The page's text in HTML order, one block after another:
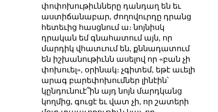
փոփոխութիւնները դանդաղ են եւ
աստիճանաբար, ժողովուրդը դրանց
հետեւից հասցնում ա։ նոյնիսկ
դրական եմ գնահատում այն, որ
մարդիկ վհատւում են, քննադատում
են իշխանութիւնն ասելով որ «բան չի
փոխուել», օրինակ։ չգիտեմ, եթէ աւելի
արագ բարեփոխումներ լինէին՝
կընդունուէ՞ին այդ նոյն մարդկանց
կողմից, գուցէ եւ վատ չի, որ շատերի